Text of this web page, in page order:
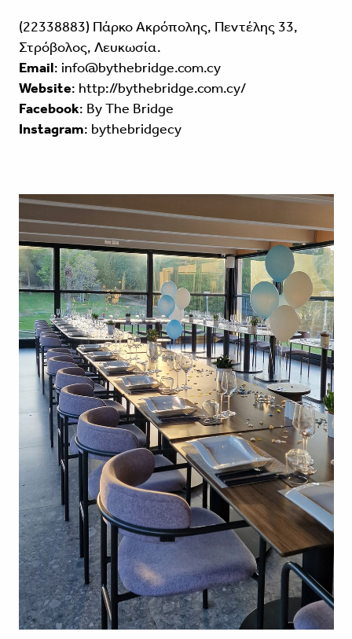
(22338883) Πάρκο Ακρόπολης, Πεντέλης 33,
Στρόβολος, Λευκωσία.
Email: info@bythebridge.com.cy
Website: http://bythebridge.com.cy/
Facebook: By The Bridge
Instagram: bythebridgecy